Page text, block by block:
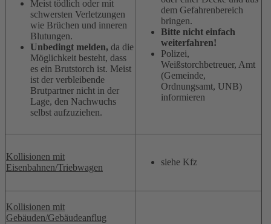
Meist tödlich oder mit
schwersten Verletzungen
wie Brüchen und inneren
Blutungen.
Unbedingt melden, da die
Möglichkeit besteht, dass
es ein Brutstorch ist. Meist
ist der verbleibende
Brutpartner nicht in der
Lage, den Nachwuchs
selbst aufzuziehen.
dem Gefahrenbereich
bringen.
Bitte nicht einfach
weiterfahren!
Polizei,
Weißstorchbetreuer, Amt
(Gemeinde,
Ordnungsamt, UNB)
informieren
Kollisionen mit
Eisenbahnen/Triebwagen
siehe Kfz
Kollisionen mit
Gebäuden/Gebäudeanflug